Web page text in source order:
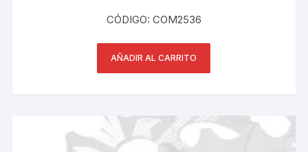
CÓDIGO: COM2536
AÑADIR AL CARRITO